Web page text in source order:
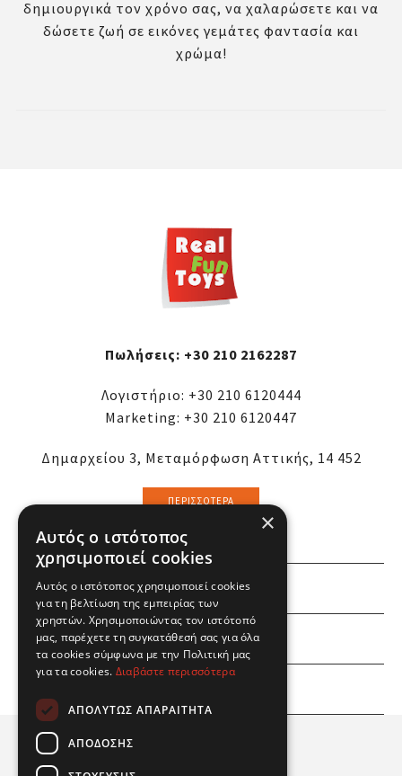
δημιουργικά τον χρόνο σας, να χαλαρώσετε και να
δώσετε ζωή σε εικόνες γεμάτες φαντασία και
χρώμα!
Πωλήσεις: +30 210 2162287
Λογιστήριο: +30 210 6120444
Marketing: +30 210 6120447
Δημαρχείου 3, Μεταμόρφωση Αττικής, 14 452
ΠΕΡΙΣΣΌΤΕΡΑ
ΕΜΕΙΣ
ΕΣΕΙΣ
×
Αυτός ο ιστότοπος
χρησιμοποιεί cookies
Αυτός ο ιστότοπος χρησιμοποιεί cookies
για τη βελτίωση της εμπειρίας των
χρηστών. Χρησιμοποιώντας τον ιστότοπό
μας, παρέχετε τη συγκατάθεσή σας για όλα
τα cookies σύμφωνα με την Πολιτική μας
για τα cookies. Διαβάστε περισσότερα
ΑΠΟΛΎΤΩΣ ΑΠΑΡΑΊΤΗΤΑ
ΑΠΌΔΟΣΗΣ